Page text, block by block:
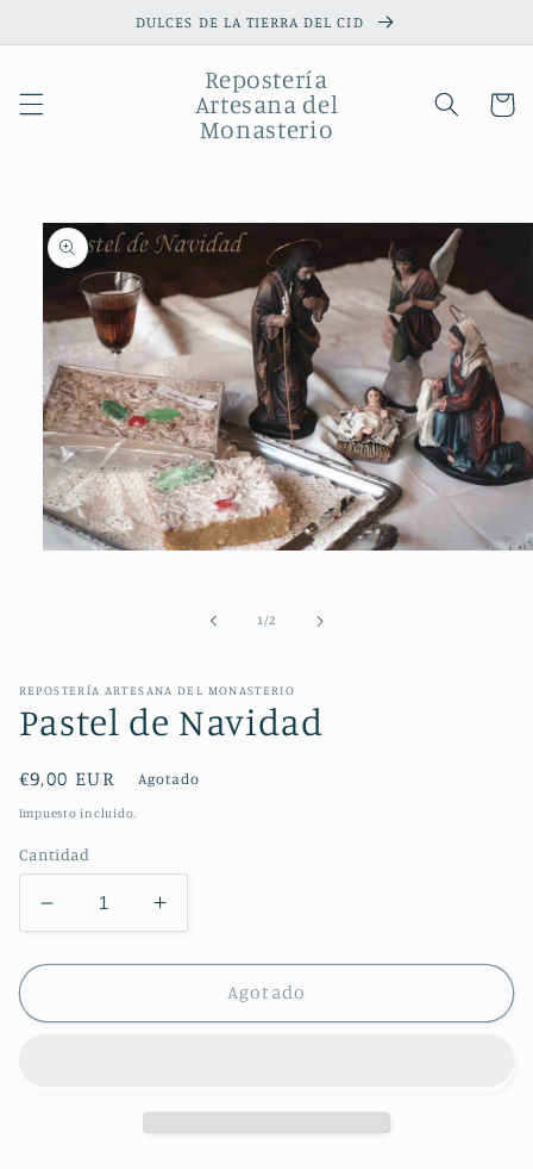
directamente
al contenido
DULCES DE LA TIERRA DEL CID
Repostería
Artesana del
Monasterio
Carrito
información
del producto
modal
1 /de2
REPOSTERÍA ARTESANA DEL MONASTERIO
Pastel de Navidad
Precio
habitual
€9,00 EUR Agotado
Impuesto incluido.
Cantidad
Reducir
cantidad
para
de
Aumentar
cantidad
para
de
Agotado